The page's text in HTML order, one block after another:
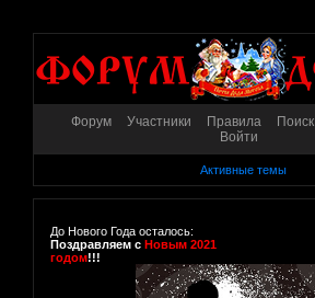
Форум Участники Правила Поиск
Войти
Активные темы
До Нового Года осталось:
Поздравляем с Новым 2021
годом!!!